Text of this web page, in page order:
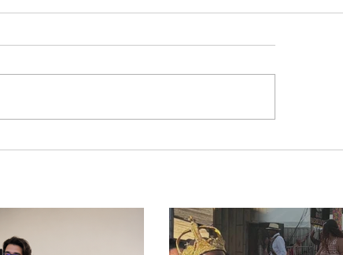
Cleitinho desiste